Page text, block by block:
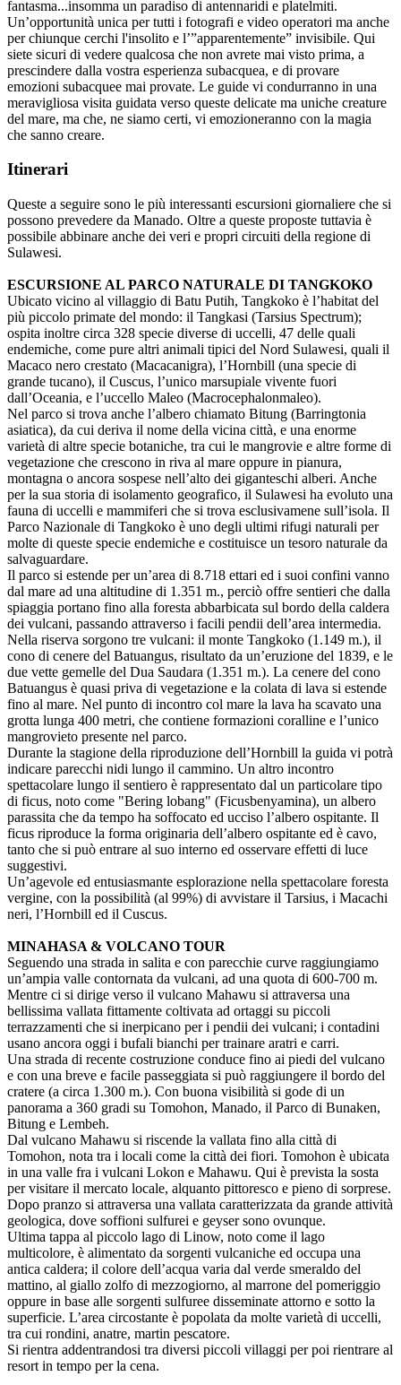
fantasma...insomma un paradiso di antennaridi e platelmiti.
Un’opportunità unica per tutti i fotografi e video operatori ma anche
per chiunque cerchi l'insolito e l’”apparentemente” invisibile. Qui
siete sicuri di vedere qualcosa che non avrete mai visto prima, a
prescindere dalla vostra esperienza subacquea, e di provare
emozioni subacquee mai provate. Le guide vi condurranno in una
meravigliosa visita guidata verso queste delicate ma uniche creature
del mare, ma che, ne siamo certi, vi emozioneranno con la magia
che sanno creare.
Itinerari
Queste a seguire sono le più interessanti escursioni giornaliere che si
possono prevedere da Manado. Oltre a queste proposte tuttavia è
possibile abbinare anche dei veri e propri circuiti della regione di
Sulawesi.
ESCURSIONE AL PARCO NATURALE DI TANGKOKO
Ubicato vicino al villaggio di Batu Putih, Tangkoko è l’habitat del
più piccolo primate del mondo: il Tangkasi (Tarsius Spectrum);
ospita inoltre circa 328 specie diverse di uccelli, 47 delle quali
endemiche, come pure altri animali tipici del Nord Sulawesi, quali il
Macaco nero crestato (Macacanigra), l’Hornbill (una specie di
grande tucano), il Cuscus, l’unico marsupiale vivente fuori
dall’Oceania, e l’uccello Maleo (Macrocephalonmaleo).
Nel parco si trova anche l’albero chiamato Bitung (Barringtonia
asiatica), da cui deriva il nome della vicina città, e una enorme
varietà di altre specie botaniche, tra cui le mangrovie e altre forme di
vegetazione che crescono in riva al mare oppure in pianura,
montagna o ancora sospese nell’alto dei giganteschi alberi. Anche
per la sua storia di isolamento geografico, il Sulawesi ha evoluto una
fauna di uccelli e mammiferi che si trova esclusivamene sull’isola. Il
Parco Nazionale di Tangkoko è uno degli ultimi rifugi naturali per
molte di queste specie endemiche e costituisce un tesoro naturale da
salvaguardare.
Il parco si estende per un’area di 8.718 ettari ed i suoi confini vanno
dal mare ad una altitudine di 1.351 m., perciò offre sentieri che dalla
spiaggia portano fino alla foresta abbarbicata sul bordo della caldera
dei vulcani, passando attraverso i facili pendii dell’area intermedia.
Nella riserva sorgono tre vulcani: il monte Tangkoko (1.149 m.), il
cono di cenere del Batuangus, risultato da un’eruzione del 1839, e le
due vette gemelle del Dua Saudara (1.351 m.). La cenere del cono
Batuangus è quasi priva di vegetazione e la colata di lava si estende
fino al mare. Nel punto di incontro col mare la lava ha scavato una
grotta lunga 400 metri, che contiene formazioni coralline e l’unico
mangrovieto presente nel parco.
Durante la stagione della riproduzione dell’Hornbill la guida vi potrà
indicare parecchi nidi lungo il cammino. Un altro incontro
spettacolare lungo il sentiero è rappresentato dal un particolare tipo
di ficus, noto come "Bering lobang" (Ficusbenyamina), un albero
parassita che da tempo ha soffocato ed ucciso l’albero ospitante. Il
ficus riproduce la forma originaria dell’albero ospitante ed è cavo,
tanto che si può entrare al suo interno ed osservare effetti di luce
suggestivi.
Un’agevole ed entusiasmante esplorazione nella spettacolare foresta
vergine, con la possibilità (al 99%) di avvistare il Tarsius, i Macachi
neri, l’Hornbill ed il Cuscus.
MINAHASA & VOLCANO TOUR
Seguendo una strada in salita e con parecchie curve raggiungiamo
un’ampia valle contornata da vulcani, ad una quota di 600-700 m.
Mentre ci si dirige verso il vulcano Mahawu si attraversa una
bellissima vallata fittamente coltivata ad ortaggi su piccoli
terrazzamenti che si inerpicano per i pendii dei vulcani; i contadini
usano ancora oggi i bufali bianchi per trainare aratri e carri.
Una strada di recente costruzione conduce fino ai piedi del vulcano
e con una breve e facile passeggiata si può raggiungere il bordo del
cratere (a circa 1.300 m.). Con buona visibilità si gode di un
panorama a 360 gradi su Tomohon, Manado, il Parco di Bunaken,
Bitung e Lembeh.
Dal vulcano Mahawu si riscende la vallata fino alla città di
Tomohon, nota tra i locali come la città dei fiori. Tomohon è ubicata
in una valle fra i vulcani Lokon e Mahawu. Qui è prevista la sosta
per visitare il mercato locale, alquanto pittoresco e pieno di sorprese.
Dopo pranzo si attraversa una vallata caratterizzata da grande attività
geologica, dove soffioni sulfurei e geyser sono ovunque.
Ultima tappa al piccolo lago di Linow, noto come il lago
multicolore, è alimentato da sorgenti vulcaniche ed occupa una
antica caldera; il colore dell’acqua varia dal verde smeraldo del
mattino, al giallo zolfo di mezzogiorno, al marrone del pomeriggio
oppure in base alle sorgenti sulfuree disseminate attorno e sotto la
superficie. L’area circostante è popolata da molte varietà di uccelli,
tra cui rondini, anatre, martin pescatore.
Si rientra addentrandosi tra diversi piccoli villaggi per poi rientrare al
resort in tempo per la cena.